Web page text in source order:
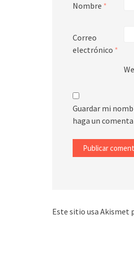
Nombre *
Correo
electrónico *
Guardar mi
haga un
Este sitio usa Akismet